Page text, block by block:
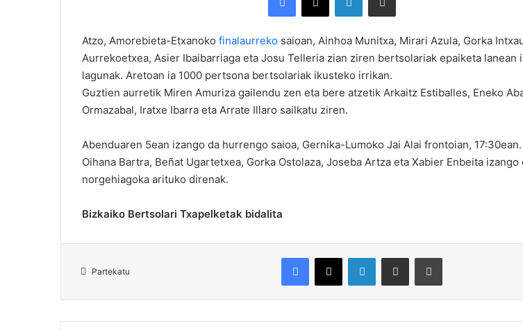
Atzo, Amorebieta-Etxanoko finalaurreko saioan, Ainhoa Munitxa, Mirari Azula, Gorka
Aurrekoetxea, Asier Ibaibarriaga eta Josu Telleria zian ziren bertsolariak epaiketa lanean
lagunak. Aretoan ia 1000 pertsona bertsolariak ikusteko irrikan.
Guztien aurretik Miren Amuriza gailendu zen eta bere atzetik Arkaitz Estiballes, Eneko
Ormazabal, Iratxe Ibarra eta Arrate Illaro sailkatu ziren.
Abenduaren 5ean izango da hurrengo saioa, Gernika-Lumoko Jai Alai frontoian,
Oihana Bartra, Beñat Ugartetxea, Gorka Ostolaza, Joseba Artza eta Xabier Enbeita izango
norgehiagoka arituko direnak.
Bizkaiko Bertsolari Txapelketak bidalita
Partekatu